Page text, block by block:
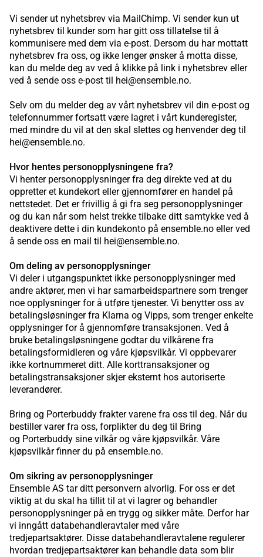
Vi sender ut nyhetsbrev via MailChimp. Vi sender kun ut
nyhetsbrev til kunder som har gitt oss tillatelse til å
kommunisere med dem via e-post. Dersom du har mottatt
nyhetsbrev fra oss, og ikke lenger ønsker å motta disse,
kan du melde deg av ved å klikke på link i nyhetsbrev eller
ved å sende oss e-post til hei@ensemble.no.
Selv om du melder deg av vårt nyhetsbrev vil din e-post og
telefonnummer fortsatt være lagret i vårt kunderegister,
med mindre du vil at den skal slettes og henvender deg til
hei@ensemble.no.
Hvor hentes personopplysningene fra?
Vi henter personopplysninger fra deg direkte ved at du
oppretter et kundekort eller gjennomfører en handel på
nettstedet. Det er frivillig å gi fra seg personopplysninger
og du kan når som helst trekke tilbake ditt samtykke ved å
deaktivere dette i din kundekonto på ensemble.no eller ved
å sende oss en mail til hei@ensemble.no.
Om deling av personopplysninger
Vi deler i utgangspunktet ikke personopplysninger med
andre aktører, men vi har samarbeidspartnere som trenger
noe opplysninger for å utføre tjenester. Vi benytter oss av
betalingsløsninger fra Klarna og Vipps, som trenger enkelte
opplysninger for å gjennomføre transaksjonen. Ved å
bruke betalingsløsningene godtar du vilkårene fra
betalingsformidleren og våre kjøpsvilkår. Vi oppbevarer
ikke kortnummeret ditt. Alle korttransaksjoner og
betalingstransaksjoner skjer eksternt hos autoriserte
leverandører.
Bring og Porterbuddy frakter varene fra oss til deg. Når du
bestiller varer fra oss, forplikter du deg til Bring
og Porterbuddy sine vilkår og våre kjøpsvilkår. Våre
kjøpsvilkår finner du på ensemble.no.
Om sikring av personopplysninger
Ensemble AS tar ditt personvern alvorlig. For oss er det
viktig at du skal ha tillit til at vi lagrer og behandler
personopplysninger på en trygg og sikker måte. Derfor har
vi inngått databehandleravtaler med våre
tredjepartsaktører. Disse databehandleravtalene regulerer
hvordan tredjepartsaktører kan behandle data som blir